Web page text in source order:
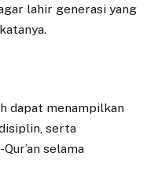
lahir generasi yang
dapat menampilkan
serta
selama